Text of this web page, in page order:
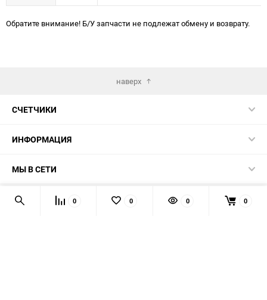
Обратите внимание! Б/У запчасти не подлежат обмену и возврату.
наверх
СЧЕТЧИКИ
ИНФОРМАЦИЯ
МЫ В СЕТИ
КОНТАКТЫ 0 0 0 0